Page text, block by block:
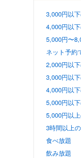
3,000円以
4,000円以
5,000円〜
ネット予約
2,000円以
3,000円以
4,000円以
5,000円以
5,000円以
3時間以上
食べ放題
飲み放題